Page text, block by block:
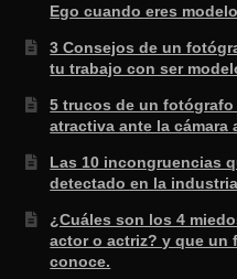
Ego cuando eres
3 Consejos de un
tu trabajo con ser
5 trucos de un fotógrafo
atractiva ante la cámara
Las 10 incongruencias
detectado en la
¿Cuáles son los 4
actor o actriz? y que un
conoce.